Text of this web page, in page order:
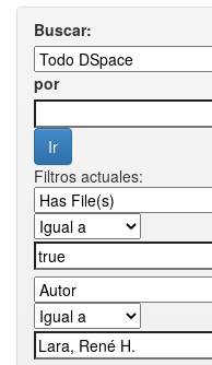
Buscar:
por
Filtros actuales: